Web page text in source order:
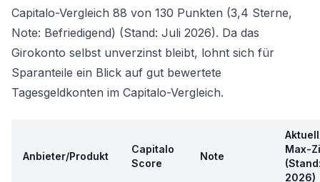
Capitalo-Vergleich 88 von 130 Punkten (3,4 Sterne,
Note: Befriedigend) (Stand: Juli 2026). Da das
Girokonto selbst unverzinst bleibt, lohnt sich für
Sparanteile ein Blick auf gut bewertete
Tagesgeldkonten im Capitalo-Vergleich.
Anbieter/Produkt
Capitalo
Score
Note
Max-
2026)